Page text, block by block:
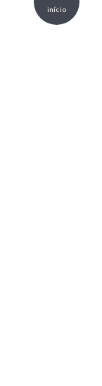
início